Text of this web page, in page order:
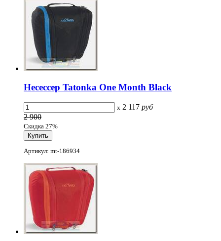
Несессер Tatonka One Month Black
x 2 117 руб
2 900
Скидка 27%
Артикул: mt-186934